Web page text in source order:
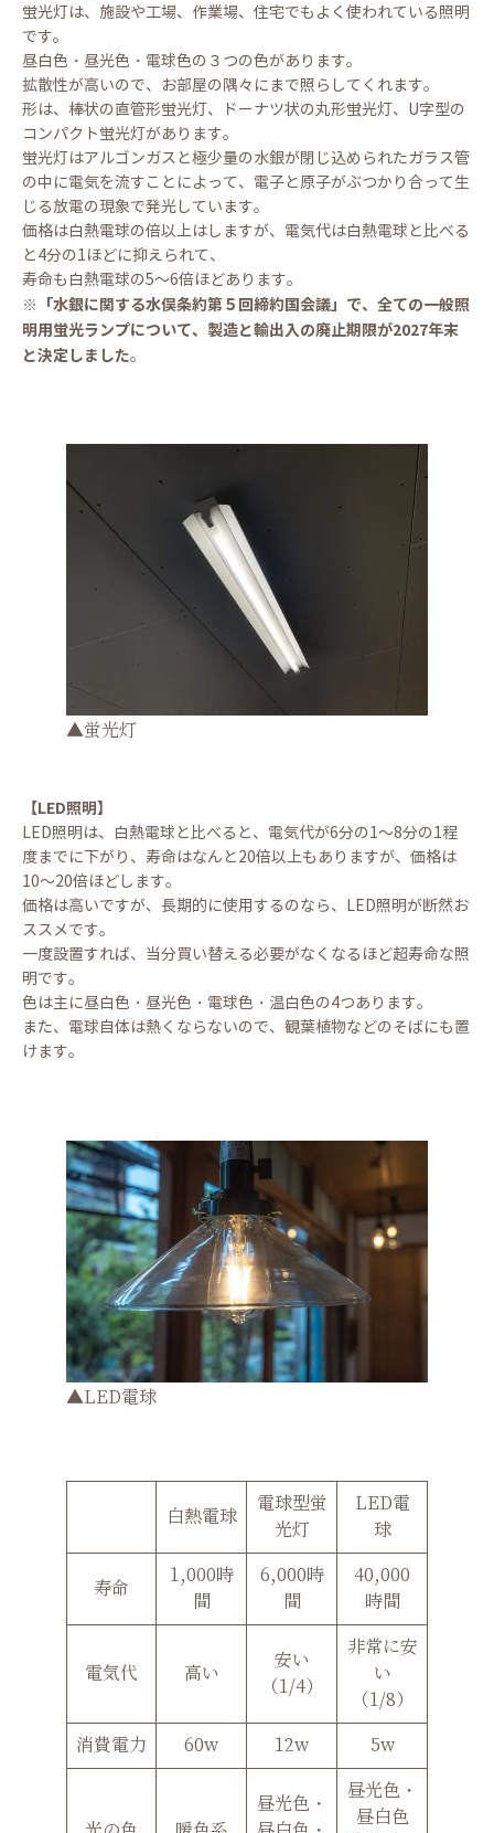
蛍光灯は、施設や工場、作業場、住宅でもよく使われている照明
です。
昼白色・昼光色・電球色の３つの色があります。
拡散性が高いので、お部屋の隅々にまで照らしてくれます。
形は、棒状の直管形蛍光灯、ドーナツ状の丸形蛍光灯、U字型の
コンパクト蛍光灯があります。
蛍光灯はアルゴンガスと極少量の水銀が閉じ込められたガラス管
の中に電気を流すことによって、電子と原子がぶつかり合って生
じる放電の現象で発光しています。
価格は白熱電球の倍以上はしますが、電気代は白熱電球と比べる
と4分の1ほどに抑えられて、
寿命も白熱電球の5～6倍ほどあります。
※「水銀に関する水俣条約第５回締約国会議」で、全ての一般照
明用蛍光ランプについて、製造と輸出入の廃止期限が2027年末
と決定しました。
▲蛍光灯
【LED照明】
LED照明は、白熱電球と比べると、電気代が6分の1～8分の1程
度までに下がり、寿命はなんと20倍以上もありますが、価格は
10～20倍ほどします。
価格は高いですが、長期的に使用するのなら、LED照明が断然お
ススメです。
一度設置すれば、当分買い替える必要がなくなるほど超寿命な照
明です。
色は主に昼白色・昼光色・電球色・温白色の4つあります。
また、電球自体は熱くならないので、観葉植物などのそばにも置
けます。
▲LED電球
白熱電球
電球型蛍
光灯
LED電
球
寿命
1,000時
間
6,000時
間
40,000
時間
電気代 高い
安い
（1/4）
非常に安
い
（1/8）
消費電力 60w 12w 5w
昼光色・
昼光色・
昼白色